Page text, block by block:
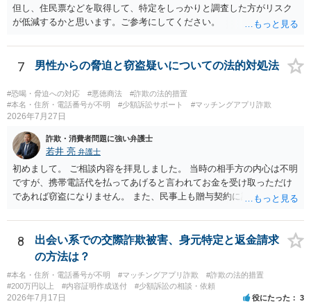
但し、住民票などを取得して、特定をしっかりと調査した方がリスク
が低減するかと思います。ご参考にしてください。
7 男性からの脅迫と窃盗疑いについての法的対処法
#恐喝・脅迫への対応 #悪徳商法
#詐欺の法的措置
#本名・住所・電話番号が不明
#少額訴訟サポート #マッチングアプリ詐欺
2026年7月27日
詐欺・消費者問題に強い弁護士
若井 亮 弁護士
初めまして。 ご相談内容を拝見しました。 当時の相手方の内心は不明
ですが、携帯電話代を払ってあげると言われてお金を受け取っただけ
であれば窃盗になりません。 また、民事上も贈与契約に該当すると思
ず、可能であればブロックをするようにしてください。 ご不安であれ
ば、最寄りの警察署に相談をしても良いかもしれません。 以上、ご参
考になれば幸いです。
8
出会い系での交際詐欺被害、身元特定と返金請求
の方法は？
#本名・住所・電話番号が不明 #マッチングアプリ詐欺
#詐欺の法的措置
#200万円以上
#内容証明作成送付 #少額訴訟の相談・依頼
2026年7月17日 役にたった 3